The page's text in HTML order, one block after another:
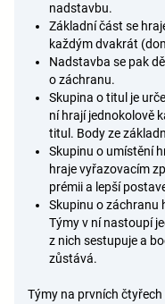
nadstavbu.
Základní část se
každým dvakrát
Nadstavba se pak
o záchranu.
Skupina o titul je
ní hrají jednokolově
titul. Body ze
Skupinu o umístění
hraje vyřazovacím
prémii a lepší
Skupinu o záchranu
Týmy v ní nastoupí
z nich sestupuje a
zůstává.
Týmy na prvních